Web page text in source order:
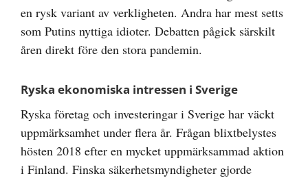
en rysk variant av verkligheten. Andra har mest setts
som Putins nyttiga idioter. Debatten pågick särskilt
åren direkt före den stora pandemin.
Ryska ekonomiska intressen i Sverige
Ryska företag och investeringar i Sverige har väckt
uppmärksamhet under flera år. Frågan blixtbelystes
hösten 2018 efter en mycket uppmärksammad aktion
i Finland. Finska säkerhetsmyndigheter gjorde